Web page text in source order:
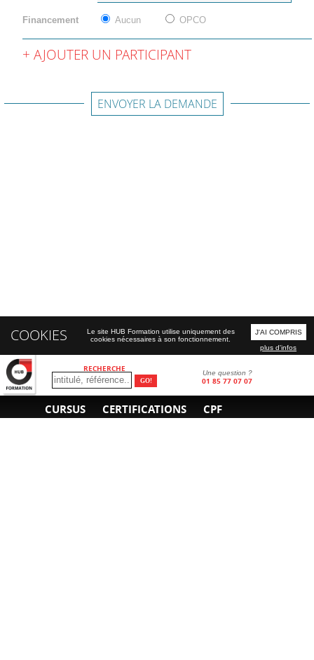
RECHERCHE Une question ?
01 85 77 07 07
CURSUS CERTIFICATIONS CPF
Financement Aucun OPCO
AJOUTER UN PARTICIPANT
ENVOYER LA DEMANDE
COOKIES
Le site HUB Formation utilise uniquement des
cookies nécessaires à son fonctionnement.
J'AI COMPRIS
plus d'infos